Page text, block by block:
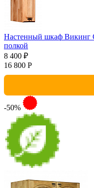
Настенный шкаф Викинг
полкой
8 400 ₽
16 800 Р
-50%